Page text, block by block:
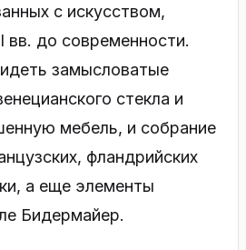
с искусством,
вв. до современности.
замысловатые
стекла и
мебель, и собрание
фландрийских
а еще элементы
Бидермайер.